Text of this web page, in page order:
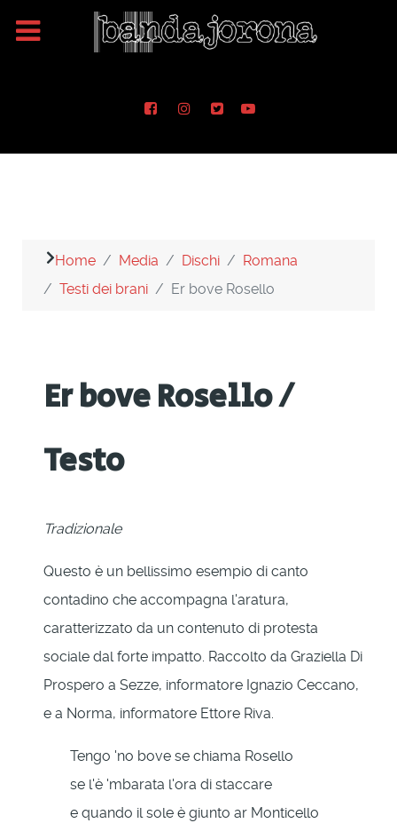
Home Media Dischi
Romana
Testi dei brani
Er bove Rosello
Er bove Rosello /
Testo
Tradizionale
Questo è un bellissimo esempio di canto
contadino che accompagna l'aratura,
caratterizzato da un contenuto di protesta
sociale dal forte impatto. Raccolto da Graziella Di
Prospero a Sezze, informatore Ignazio Ceccano,
e a Norma, informatore Ettore Riva.
Tengo 'no bove se chiama Rosello
se l'è 'mbarata l'ora di staccare
e quando il sole è giunto ar Monticello